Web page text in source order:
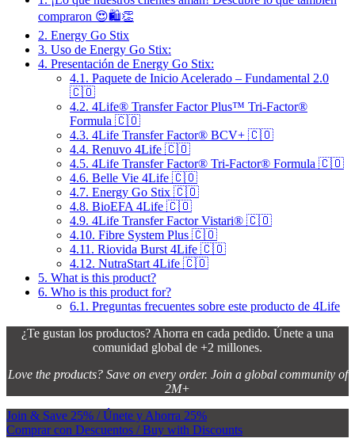
compraron 😍🛍️👏
2. Energy Go Stix
3. Uso de Energy Go Stix:
4. Presentación de Energy Go Stix:
4.1. Paquete de Inicio Acelerado – Fundamental 2.0
🇨🇴
4.2. 4Life® Transfer Factor Plus™ Tri-Factor®
Formula 🇨🇴
4.3. 4Life Transfer Factor® BCV+ 🇨🇴
4.4. Renuvo 4Life 🇨🇴
4.5. 4Life Transfer Factor® Tri-Factor® Formula 🇨🇴
4.6. Belle Vie 4Life 🇨🇴
4.7. Energy Go Stix 🇨🇴
4.8. BioEFA 4Life 🇨🇴
4.9. 4Life Transfer Factor Vistari® 🇨🇴
4.10. Fibre System Plus 🇨🇴
4.11. Riovida Burst 4Life 🇨🇴
4.12. NutraStart 4Life 🇨🇴
5. What is this product?
6. Who is this product for?
6.1. Preguntas frecuentes sobre este producto de 4Life
¿Te gustan los productos? Ahorra en cada pedido. Únete a una
comunidad global de +2 millones.
Love the products? Save on every order. Join a global community of
2M+
Join & Save 25% / Únete y Ahorra 25%
Comprar con Descuentos / Buy with Discounts